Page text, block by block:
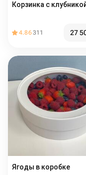
Корзинка с
4.86311 27
Ягоды в коробке